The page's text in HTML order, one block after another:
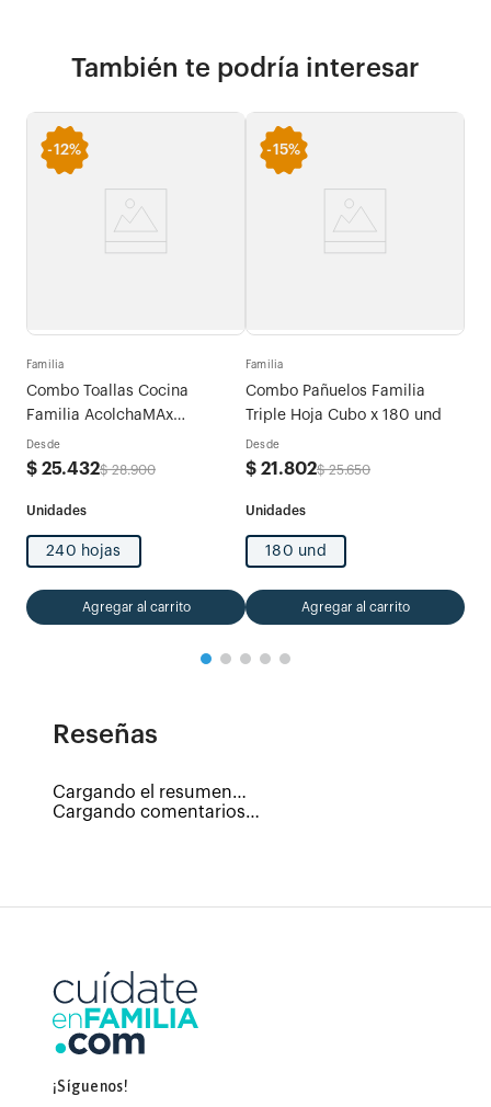
También te podría interesar
-12%
Familia
Combo Toallas Cocina
Familia AcolchaMAx
Megarollo Decoradas 2 rollos
x 120 hojas
Desde
$ 25.432$ 28.900
240 hojas
Agregar al carrito
-15%
Familia
Combo Pañuelos Familia
Triple Hoja Cubo x 180 und
Desde
$ 21 .802$ 25.650
180 und
Agregar al carrito
Reseñas
Cargando el resumen…
Cargando comentarios…
¡Síguenos!